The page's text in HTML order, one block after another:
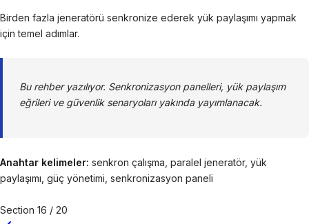
Birden fazla jeneratörü senkronize ederek yük paylaşımı yapmak
için temel adımlar.
Bu rehber yazılıyor. Senkronizasyon panelleri, yük paylaşım
eğrileri ve güvenlik senaryoları yakında yayımlanacak.
Anahtar kelimeler: senkron çalışma, paralel jeneratör, yük
paylaşımı, güç yönetimi, senkronizasyon paneli
Section 16 / 20